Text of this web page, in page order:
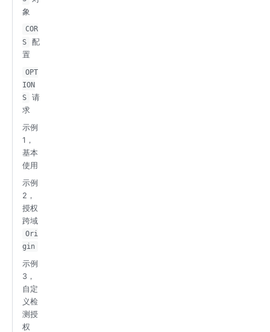
象
COR
S
配
置
OPT
ION
S
请
求
示例
1，
基本
使用
示例
2，
授权
跨域
Ori
gin
示例
3，
自定
义检
测授
权